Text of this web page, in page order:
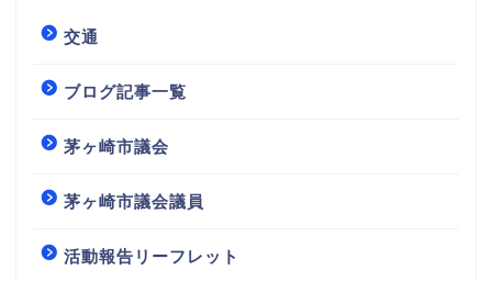
交通
ブログ記事一覧
茅ヶ崎市議会
茅ヶ崎市議会議員
活動報告リーフレット